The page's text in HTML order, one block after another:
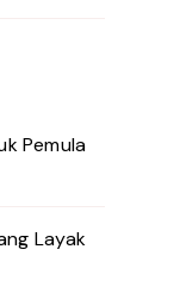
Pemula
Layak